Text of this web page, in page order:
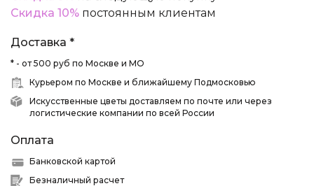
Скидка 10% постоянным клиентам
Доставка *
* - от 500 руб по Москве и МО
Курьером по Москве и ближайшему Подмосковью
Искусственные цветы доставляем по почте или через
логистические компании по всей России
Оплата
Банковской картой
Безналичный расчет